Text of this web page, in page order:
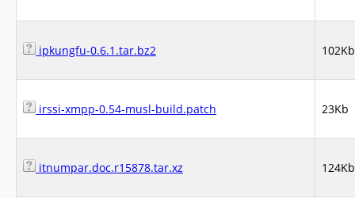
ipkungfu-0.6.1.tar.bz2 102Kb
irssi-xmpp-0.54-musl-build.patch 23Kb
itnumpar.doc.r15878.tar.xz 124Kb